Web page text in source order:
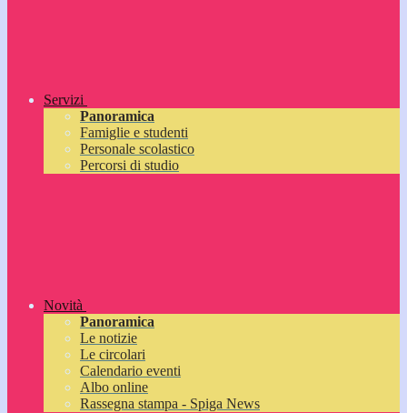
Servizi
Panoramica
Famiglie e studenti
Personale scolastico
Percorsi di studio
Novità
Panoramica
Le notizie
Le circolari
Calendario eventi
Albo online
Rassegna stampa - Spiga News